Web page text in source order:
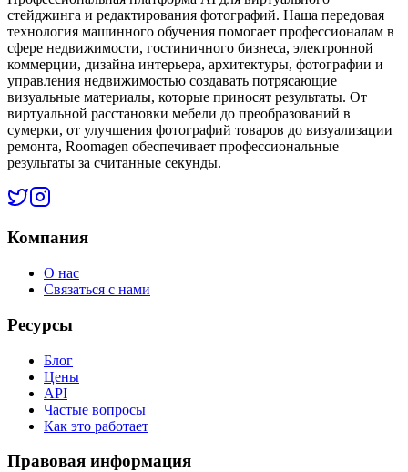
стейджинга и редактирования фотографий. Наша передовая
технология машинного обучения помогает профессионалам в
сфере недвижимости, гостиничного бизнеса, электронной
коммерции, дизайна интерьера, архитектуры, фотографии и
управления недвижимостью создавать потрясающие
визуальные материалы, которые приносят результаты. От
виртуальной расстановки мебели до преобразований в
сумерки, от улучшения фотографий товаров до визуализации
ремонта, Roomagen обеспечивает профессиональные
результаты за считанные секунды.
Компания
О нас
Связаться с нами
Ресурсы
Блог
Цены
API
Частые вопросы
Как это работает
Правовая информация